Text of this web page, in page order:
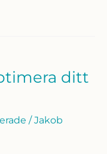
ditt
/Jakob